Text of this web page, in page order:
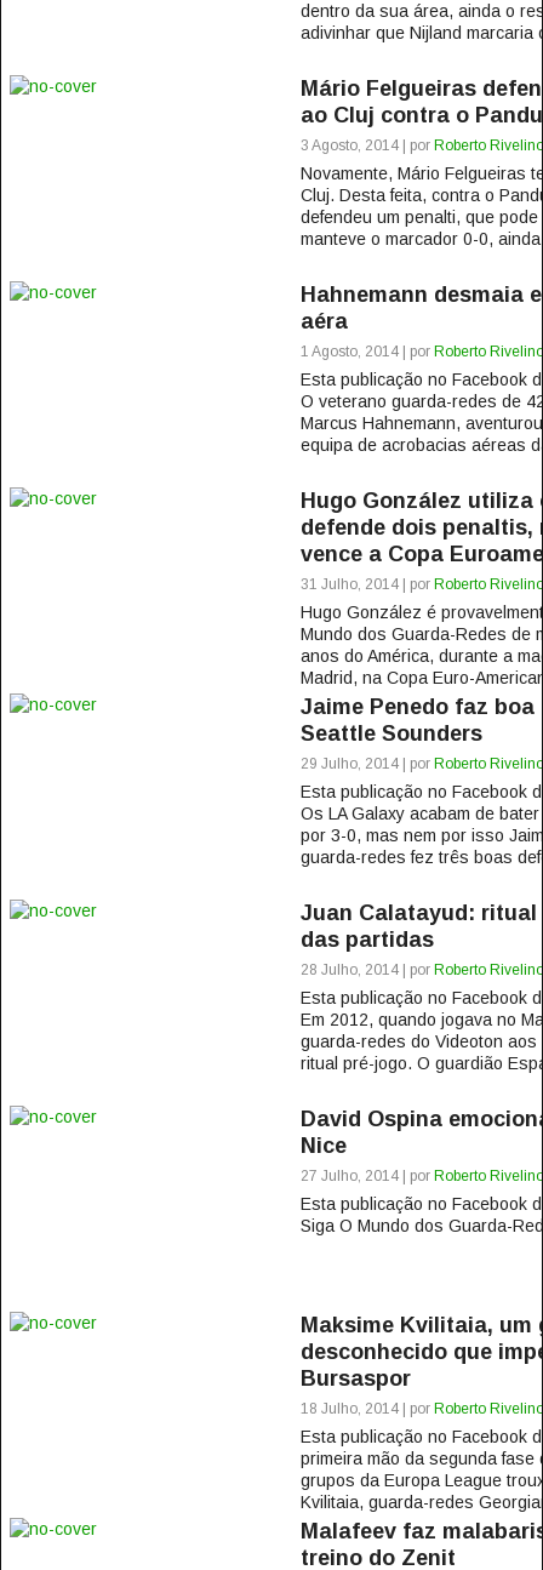
dentro da sua área, ainda o
adivinhar que Nijland marcaria
Mário Felgueiras
ao Cluj contra o
3 Agosto, 2014 | por Roberto Rivelino
Novamente, Mário Felgueiras
Cluj. Desta feita, contra o
defendeu um penalti, que
manteve o marcador 0-0,
Hahnemann desmaia
aéra
1 Agosto, 2014 | por Roberto Rivelino
Esta publicação no Facebook
O veterano guarda-redes de
Marcus Hahnemann,
equipa de acrobacias aéreas
Hugo González
defende dois penaltis,
vence a Copa
31 Julho, 2014 | por Roberto Rivelino
Hugo González é
Mundo dos Guarda-Redes de
anos do América, durante a
Madrid, na Copa Euro-
Jaime Penedo faz boa
Seattle Sounders
29 Julho, 2014 | por Roberto Rivelino
Esta publicação no Facebook
Os LA Galaxy acabam de
por 3-0, mas nem por isso
guarda-redes fez três boas
Juan Calatayud:
das partidas
28 Julho, 2014 | por Roberto Rivelino
Esta publicação no Facebook
Em 2012, quando jogava no
guarda-redes do Videoton
ritual pré-jogo. O guardião
David Ospina
Nice
27 Julho, 2014 | por Roberto Rivelino
Esta publicação no Facebook
Siga O Mundo dos Guarda-
Maksime Kvilitaia, um
desconhecido que
Bursaspor
18 Julho, 2014 | por Roberto Rivelino
Esta publicação no Facebook
primeira mão da segunda fase
grupos da Europa League
Kvilitaia, guarda-redes
Malafeev faz
treino do Zenit